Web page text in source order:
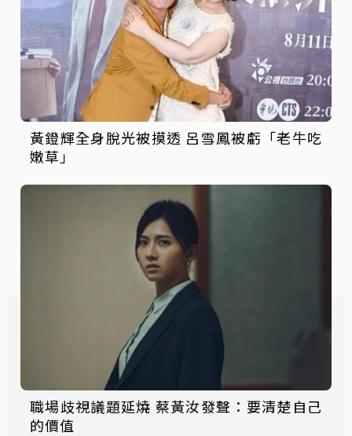
黃鐙輝全身脫光被摸透 呂雪鳳被虧「老牛吃
嫩草」
職場歧視議題延燒 蔡黃汝發聲：要清楚自己
的價值